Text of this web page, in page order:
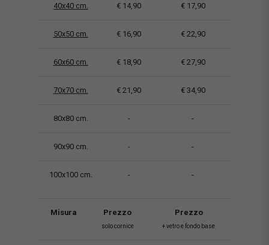
40x40 cm. € 14,90 € 17,90
50x50 cm. € 16,90 € 22,90
60x60 cm. € 18,90 € 27,90
70x70 cm. € 21,90 € 34,90
80x80 cm. - -
90x90 cm. - -
100x100 cm. - -
Misura Prezzo
solo cornice
Prezzo
+ vetro e fondo base